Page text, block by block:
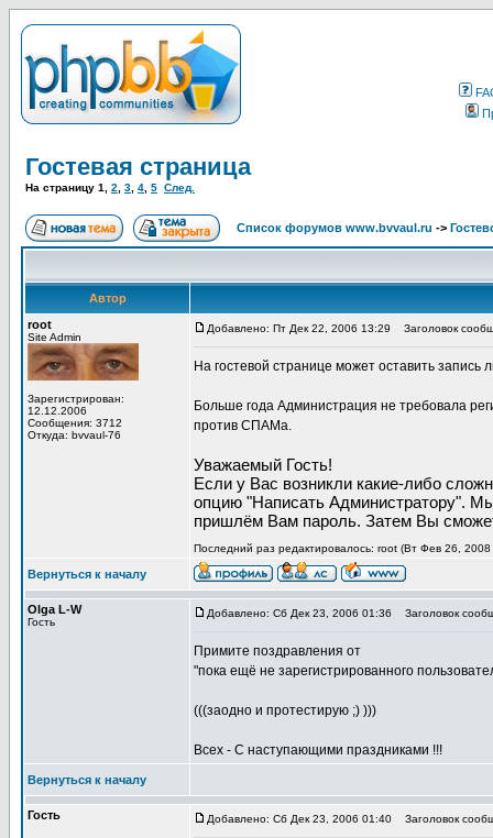
Гостевая страница
На страницу 1 2 3 4 5 След.
Список форумов www.bvvaul.ru ->
Автор
root
Site Admin
Зарегистрирован:
12.12.2006
Сообщения: 3712
Откуда: bvvaul-76
Добавлено: Пт Дек 22, 2006 13:29 Заголовок
На гостевой странице может оставить
Больше года Администрация не требовала
против СПАМа.
Уважаемый Гость!
Если у Вас возникли какие-либо
опцию "Написать Администратору".
пришлём Вам пароль. Затем Вы
Последний раз редактировалось: root (Вт Фев 26, 2008
Вернуться к началу
Olga L-W
Гость
Добавлено: Сб Дек 23, 2006 01:36 Заголовок
Примите поздравления от
"пока ещё не зарегистрированного
(((заодно и протестирую ;) )))
Всех - С наступающими праздниками !!!
Вернуться к началу
Гость Добавлено: Сб Дек 23, 2006 01:40 Заголовок